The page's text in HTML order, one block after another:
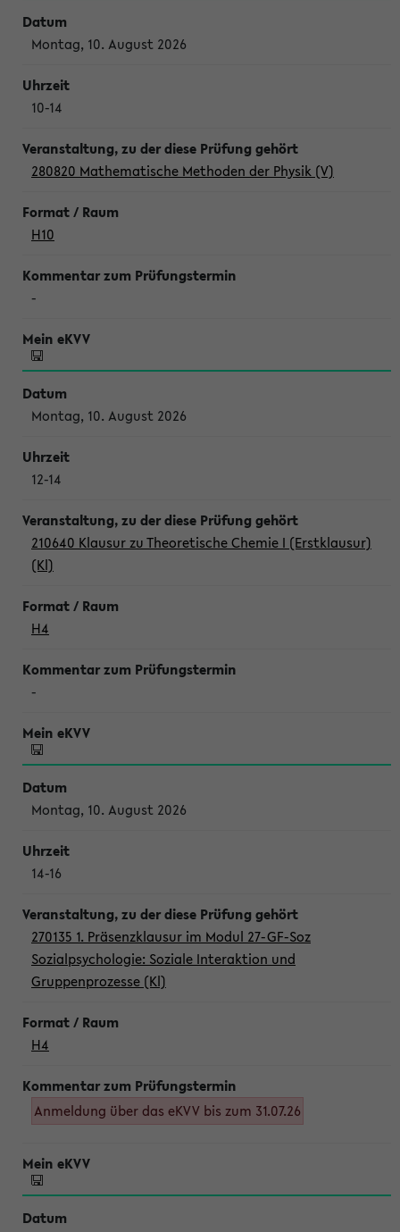
Montag, 10. August 2026
10-14
280820 Mathematische Methoden der Physik (V)
H10
-
Montag, 10. August 2026
12-14
210640 Klausur zu Theoretische Chemie I (Erstklausur)
(Kl)
H4
-
Montag, 10. August 2026
14-16
270135 1. Präsenzklausur im Modul 27-GF-Soz
Sozialpsychologie: Soziale Interaktion und
Gruppenprozesse (Kl)
H4
Anmeldung über das eKVV bis zum 31.07.26